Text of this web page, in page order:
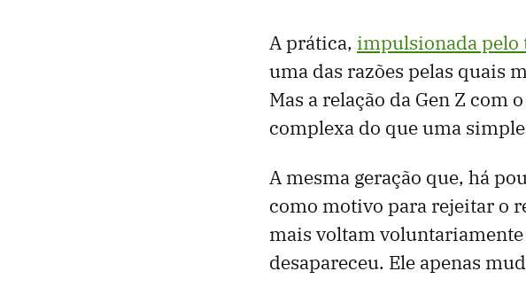
A prática, impulsionada pelo
uma das razões pelas quais
Mas a relação da Gen Z com
complexa do que uma
A mesma geração que, há
como motivo para rejeitar o
mais voltam
desapareceu. Ele apenas